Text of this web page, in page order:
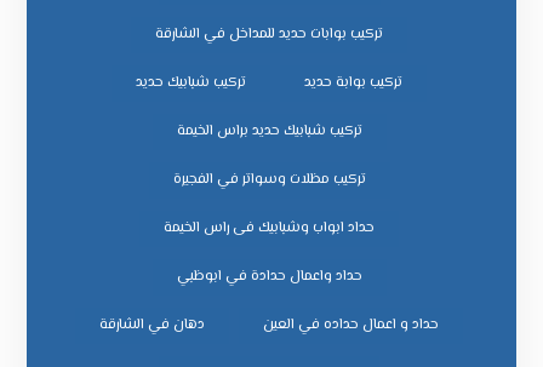
تركيب بوابات حديد للمداخل في الشارقة
تركيب بوابة حديد تركيب شبابيك حديد
تركيب شبابيك حديد براس الخيمة
تركيب مظلات وسواتر في الفجيرة
حداد ابواب وشبابيك فى راس الخيمة
حداد واعمال حدادة في ابوظبي
حداد و اعمال حداده في العين دهان في الشارقة